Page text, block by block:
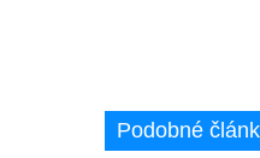
Podobné